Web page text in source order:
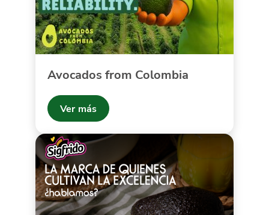
Avocados from Colombia
Ver más